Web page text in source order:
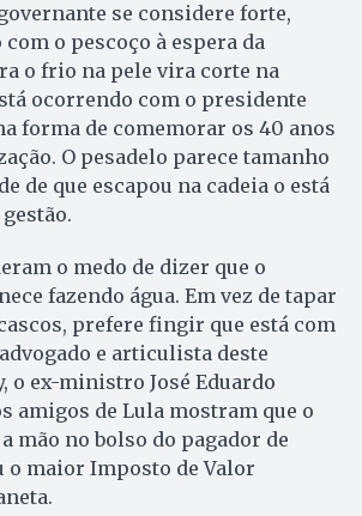
se considere forte,
o pescoço à espera da
o frio na pele vira corte na
ocorrendo com o presidente
forma de comemorar os 40 anos
O pesadelo parece tamanho
de que escapou na cadeia o está
o medo de dizer que o
fazendo água. Em vez de tapar
prefere fingir que está com
e articulista deste
o ex-ministro José Eduardo
amigos de Lula mostram que o
mão no bolso do pagador de
o maior Imposto de Valor